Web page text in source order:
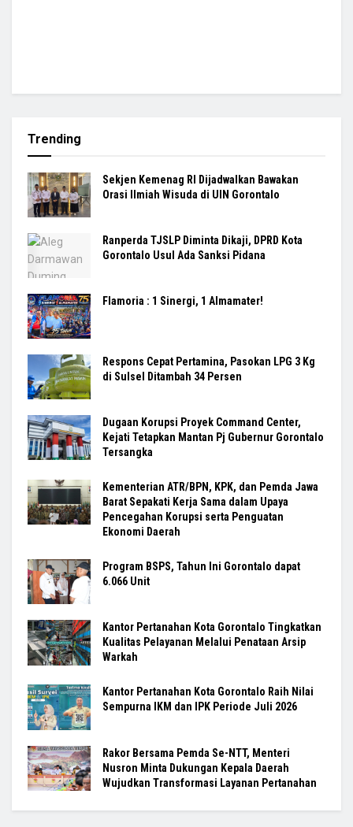
Trending
Sekjen Kemenag RI Dijadwalkan Bawakan
Orasi Ilmiah Wisuda di UIN Gorontalo
Ranperda TJSLP Diminta Dikaji, DPRD Kota
Gorontalo Usul Ada Sanksi Pidana
Flamoria : 1 Sinergi, 1 Almamater!
Respons Cepat Pertamina, Pasokan LPG 3 Kg
di Sulsel Ditambah 34 Persen
Dugaan Korupsi Proyek Command Center,
Kejati Tetapkan Mantan Pj Gubernur Gorontalo
Tersangka
Kementerian ATR/BPN, KPK, dan Pemda Jawa
Barat Sepakati Kerja Sama dalam Upaya
Pencegahan Korupsi serta Penguatan
Ekonomi Daerah
Program BSPS, Tahun Ini Gorontalo dapat
6.066 Unit
Kantor Pertanahan Kota Gorontalo Tingkatkan
Kualitas Pelayanan Melalui Penataan Arsip
Warkah
Kantor Pertanahan Kota Gorontalo Raih Nilai
Sempurna IKM dan IPK Periode Juli 2026
Rakor Bersama Pemda Se-NTT, Menteri
Nusron Minta Dukungan Kepala Daerah
Wujudkan Transformasi Layanan Pertanahan